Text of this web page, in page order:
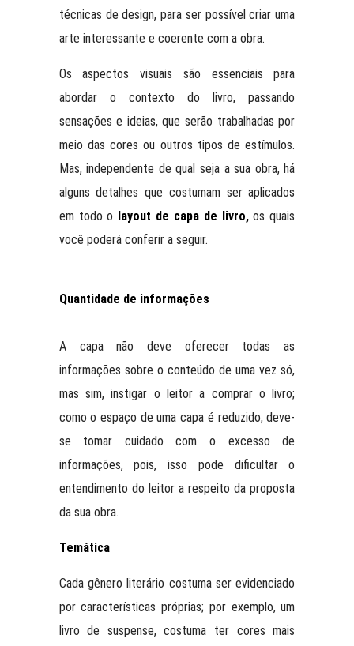
técnicas de design, para ser possível criar uma
arte interessante e coerente com a obra.
Os aspectos visuais são essenciais para
abordar o contexto do livro, passando
sensações e ideias, que serão trabalhadas por
meio das cores ou outros tipos de estímulos.
Mas, independente de qual seja a sua obra, há
alguns detalhes que costumam ser aplicados
em todo o
layout de capa de livro,os quais
você poderá conferir a seguir.
Quantidade de informações
A capa não deve oferecer todas as
informações sobre o conteúdo de uma vez só,
mas sim, instigar o leitor a comprar o livro;
como o espaço de uma capa é reduzido, deve-
se tomar cuidado com o excesso de
informações, pois, isso pode dificultar o
entendimento do leitor a respeito da proposta
da sua obra.
Temática
Cada gênero literário costuma ser evidenciado
por características próprias; por exemplo, um
livro de suspense, costuma ter cores mais